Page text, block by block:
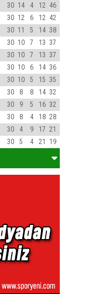
30 14 4 12 46
30 12 6 12 42
30 11 5 14 38
30 10 7 13 37
30 10 7 13 37
30 10 6 14 36
30 10 5 15 35
30 8 8 14 32
30 9 5 16 32
30 8 4 18 28
30 4 9 17 21
30 5 4 21 19